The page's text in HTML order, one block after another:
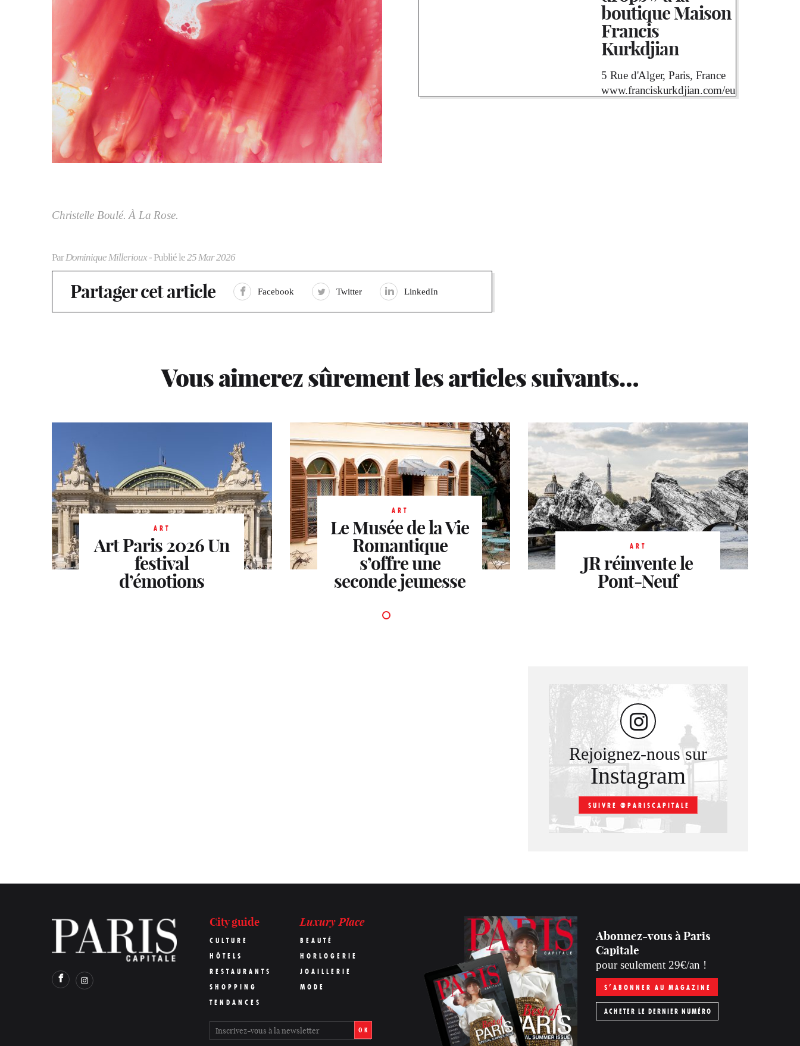
boutique Maison
Francis
Kurkdjian
5 Rue d'Alger, Paris, France
www.franciskurkdjian.com/eu-
Christelle Boulé. À La Rose.
ParDominique Millerioux- Publié le25 Mar 2026
Partager cet article Facebook Twitter LinkedIn
Vous aimerez sûrement les articles suivants…
ART
Art Paris 2026Un
festival
d’émotions
ART
Le Musée de la Vie
Romantique
s’offre une
seconde jeunesse
ART
JR réinvente le
Pont-Neuf
Rejoignez-nous sur
Instagram
SUIVRE @PARISCAPITALE
City guide
CULTURE
HÔTELS
RESTAURANTS
SHOPPING
TENDANCES
Luxury Place
BEAUTÉ
HORLOGERIE
JOAILLERIE
MODE
OK
Abonnez-vous à Paris
Capitale
pour seulement 29€/an !
S’ABONNER AU MAGAZINE
ACHETER LE DERNIER NUMÉRO